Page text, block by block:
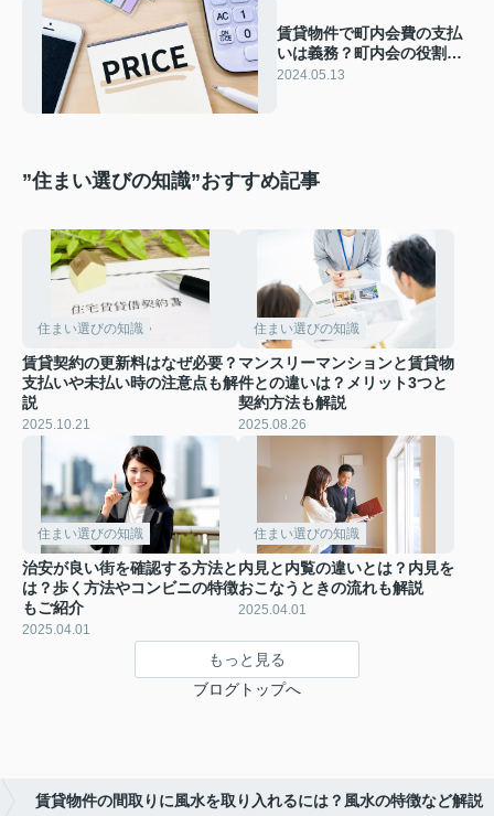
賃貸物件で町内会費の支払
いは義務？町内会の役割や
加入するメリットも解説
2024.05.13
”住まい選びの知識”おすすめ記事
住まい選びの知識
賃貸契約の更新料はなぜ必要？
支払いや未払い時の注意点も解
説
2025.10.21
住まい選びの知識
マンスリーマンションと賃貸物
件との違いは？メリット3つと
契約方法も解説
2025.08.26
住まい選びの知識
治安が良い街を確認する方法と
は？歩く方法やコンビニの特徴
もご紹介
2025.04.01
住まい選びの知識
内見と内覧の違いとは？内見を
おこなうときの流れも解説
2025.04.01
もっと見る
ブログトップへ
賃貸物件の間取りに風水を取り入れるには？風水の特徴など解説